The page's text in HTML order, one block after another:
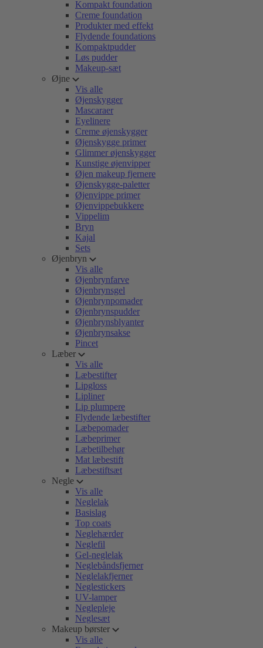
Kompakt foundation
Creme foundation
Produkter med effekt
Flydende foundations
Kompaktpudder
Løs pudder
Makeup-sæt
Øjne
Vis alle
Øjenskygger
Mascaraer
Eyelinere
Creme øjenskygger
Øjenskygge primer
Glimmer øjenskygger
Kunstige øjenvipper
Øjen makeup fjernere
Øjenskygge-paletter
Øjenvippe primer
Øjenvippebukkere
Vippelim
Bryn
Kajal
Sets
Øjenbryn
Vis alle
Øjenbrynfarve
Øjenbrynsgel
Øjenbrynpomader
Øjenbrynspudder
Øjenbrynsblyanter
Øjenbrynsakse
Pincet
Læber
Vis alle
Læbestifter
Lipgloss
Lipliner
Lip plumpere
Flydende læbestifter
Læbepomader
Læbeprimer
Læbetilbehør
Mat læbestift
Læbestiftsæt
Negle
Vis alle
Neglelak
Basislag
Top coats
Neglehærder
Neglefil
Gel-neglelak
Neglebåndsfjerner
Neglelakfjerner
Neglestickers
UV-lamper
Neglepleje
Neglesæt
Makeup børster
Vis alle